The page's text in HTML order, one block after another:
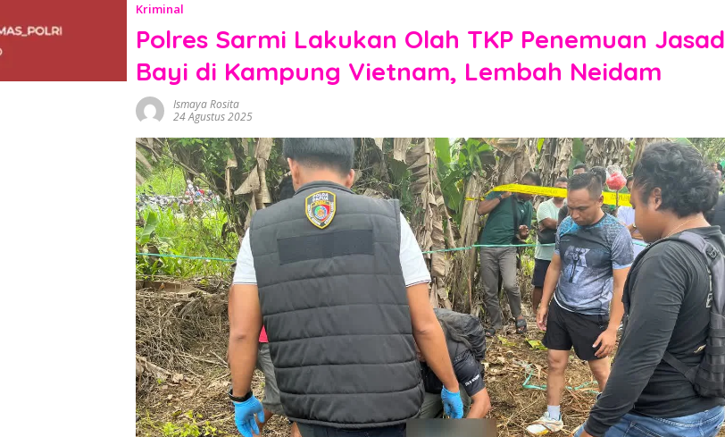
Kriminal
Polres Sarmi Lakukan Olah TKP Penemuan Jasad
Bayi di Kampung Vietnam, Lembah Neidam
Ismaya Rosita
24 Agustus 2025